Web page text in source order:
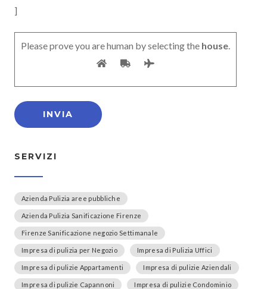
]
Please prove you are human by selecting the house.
SERVIZI
Azienda Pulizia aree pubbliche
Azienda Pulizia Sanificazione Firenze
Firenze Sanificazione negozio Settimanale
Impresa di pulizia per Negozio Impresa di Pulizia Uffici
Impresa di pulizie Appartamenti Impresa di pulizie Aziendali
Impresa di pulizie Capannoni Impresa di pulizie Condominio